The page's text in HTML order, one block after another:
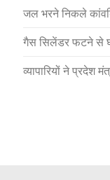
जल भरने निकले
गैस सिलेंडर फटने से
व्यापारियों ने प्रदेश